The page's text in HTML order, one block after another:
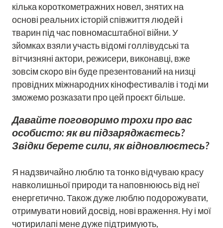
кілька короткометражних новел, знятих на
основі реальних історій співжиття людей і
тварин під час повномасштабної війни. У
зйомках взяли участь відомі голлівудські та
вітчизняні актори, режисери, виконавці, вже
зовсім скоро він буде презентований на низці
провідних міжнародних кінофестивалів і тоді ми
зможемо розказати про цей проєкт більше.
Давайте поговоримо трохи про вас
особисто: як ви підзаряджаєтесь?
Звідки берете сили, як відновлюєтесь?
Я надзвичайно люблю та тонко відчуваю красу
навколишньої природи та наповнююсь від неї
енергетично. Також дуже люблю подорожувати,
отримувати новий досвід, нові враження. Ну і мої
чотирилапі мене дуже підтримують,